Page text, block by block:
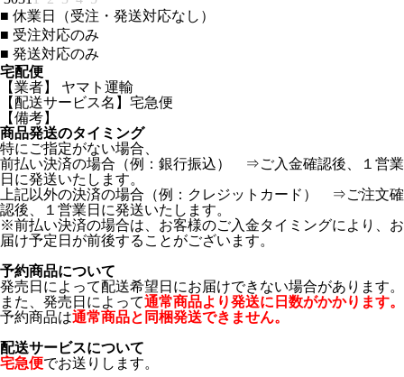
■ 休業日（受注・発送対応なし）
■ 受注対応のみ
■ 発送対応のみ
宅配便
【業者】 ヤマト運輸
【配送サービス名】宅急便
【備考】
商品発送のタイミング
特にご指定がない場合、
前払い決済の場合（例：銀行振込） ⇒ご入金確認後、１営業
日に発送いたします。
上記以外の決済の場合（例：クレジットカード） ⇒ご注文確
認後、１営業日に発送いたします。
※前払い決済の場合は、お客様のご入金タイミングにより、お
届け予定日が前後することがございます。
予約商品について
発売日によって配送希望日にお届けできない場合があります。
また、発売日によって通常商品より発送に日数がかかります。
予約商品は通常商品と同梱発送できません。
配送サービスについて
宅急便でお送りします。